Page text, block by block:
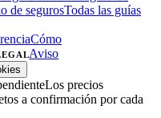
de segurosTodas las guías
Cómo
Aviso
Los precios
a confirmación por cada